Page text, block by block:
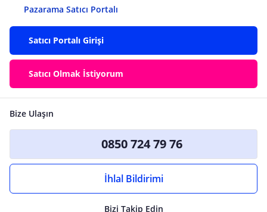
Pazarama Satıcı Portalı
Satıcı Portalı Girişi
Satıcı Olmak İstiyorum
Bize Ulaşın
0850 724 79 76
İhlal Bildirimi
Bizi Takip Edin